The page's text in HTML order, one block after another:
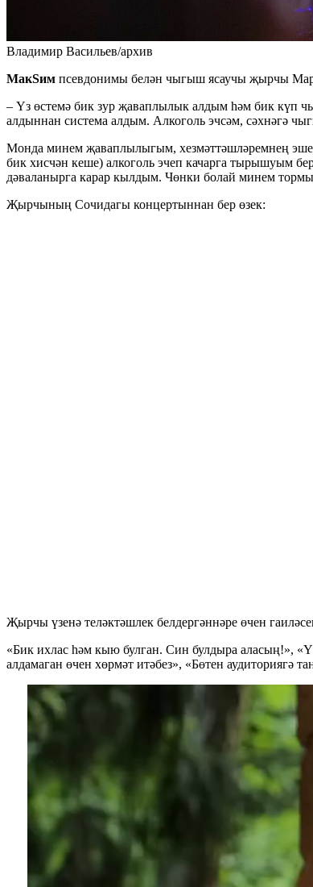
Владимир Васильев/архив
МакSим псевдонимы белән чыгыш ясаучы җырчы
– Үз өстемә бик зур җаваплылык алдым һәм бик күп
алдыннан система алдым. Алкоголь эчсәм, сәхнәгә
Монда минем җаваплылыгым, хезмәттәшләремнең
бик хисчән кеше) алкоголь эчеп качарга тырышуым
дәваланырга карар кылдым. Чөнки болай минем
Җырчының Сочидагы концертыннан бер өзек:
Җырчы үзенә теләктәшлек белдергәннәре өчен
«Бик ихлас һәм кыю булган. Син булдыра аласың!»,
алдамаган өчен хөрмәт итәбез», «Бөтен